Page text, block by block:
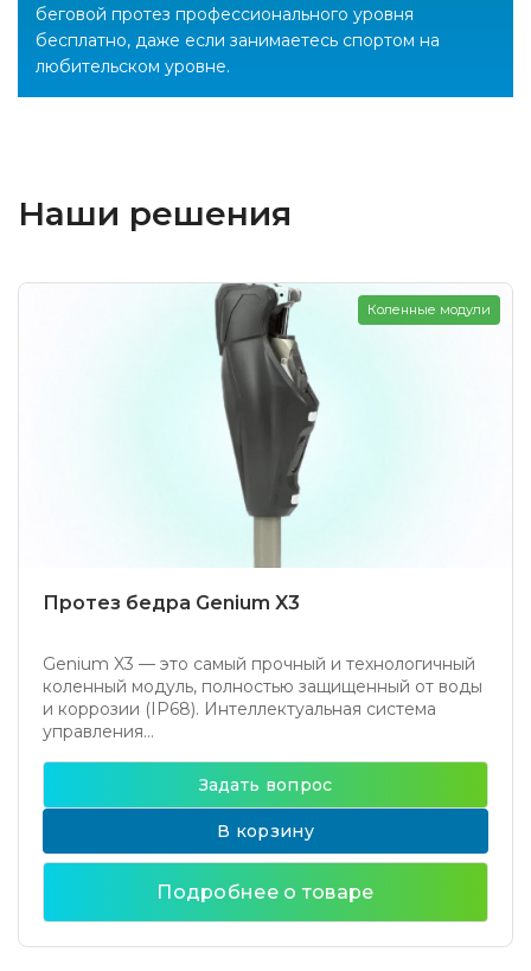
беговой протез профессионального уровня
бесплатно, даже если занимаетесь спортом на
любительском уровне.
Наши решения
Протез бедра Genium X3
Genium X3 — это самый прочный и технологичный
коленный модуль, полностью защищенный от воды
и коррозии (IP68). Интеллектуальная система
управления...
Коленные модули
Задать вопрос
В корзину
Подробнее о товаре